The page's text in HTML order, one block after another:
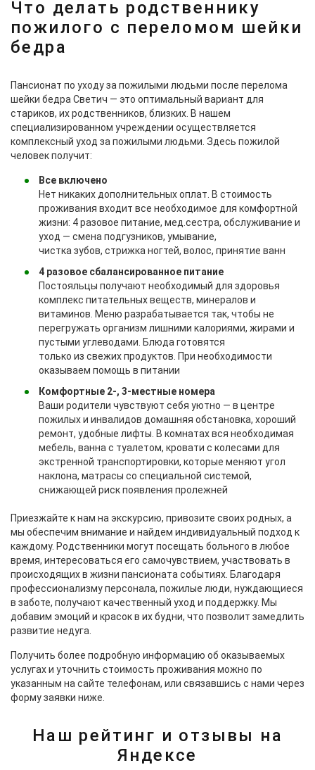
Что делать родственнику
пожилого с переломом шейки
бедра
Пансионат по уходу за пожилыми людьми после перелома
шейки бедра Светич — это оптимальный вариант для
стариков, их родственников, близких. В нашем
специализированном учреждении осуществляется
комплексный уход за пожилыми людьми. Здесь пожилой
человек получит:
Все включено
Нет никаких дополнительных оплат. В стоимость
проживания входит все необходимое для комфортной
жизни: 4 разовое питание, мед.сестра, обслуживание и
уход — смена подгузников, умывание,
чистка зубов, стрижка ногтей, волос, принятие ванн
4 разовое сбалансированное питание
Постояльцы получают необходимый для здоровья
комплекс питательных веществ, минералов и
витаминов. Меню разрабатывается так, чтобы не
перегружать организм лишними калориями, жирами и
пустыми углеводами. Блюда готовятся
только из свежих продуктов. При необходимости
оказываем помощь в питании
Комфортные 2-, 3-местные номера
Ваши родители чувствуют себя уютно — в центре
пожилых и инвалидов домашняя обстановка, хороший
ремонт, удобные лифты. В комнатах вся необходимая
мебель, ванна с туалетом, кровати с колесами для
экстренной транспортировки, которые меняют угол
наклона, матрасы со специальной системой,
снижающей риск появления пролежней
Приезжайте к нам на экскурсию, привозите своих родных, а
мы обеспечим внимание и найдем индивидуальный подход к
каждому. Родственники могут посещать больного в любое
время, интересоваться его самочувствием, участвовать в
происходящих в жизни пансионата событиях. Благодаря
профессионализму персонала, пожилые люди, нуждающиеся
в заботе, получают качественный уход и поддержку. Мы
добавим эмоций и красок в их будни, что позволит замедлить
развитие недуга.
Получить более подробную информацию об оказываемых
услугах и уточнить стоимость проживания можно по
указанным на сайте телефонам, или связавшись с нами через
форму заявки ниже.
Наш рейтинг и отзывы на
Яндексе